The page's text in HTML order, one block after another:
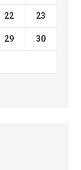
22 23
29 30